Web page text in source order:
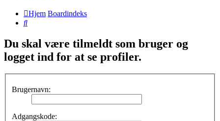
Hjem Boardindeks
Søg
Du skal være tilmeldt som bruger og
logget ind for at se profiler.
Brugernavn:
Adgangskode: